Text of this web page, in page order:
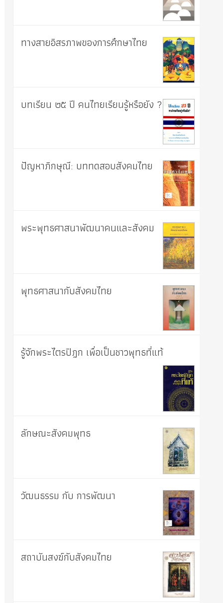
ทางสายอิสรภาพของการศึกษาไทย
บทเรียน ๒๕ ปี คนไทยเรียนรู้หรือยัง ?
ปัญหาภิกษุณี: บททดสอบสังคมไทย
พระพุทธศาสนาพัฒนาคนและสังคม
พุทธศาสนากับสังคมไทย
รู้จักพระไตรปิฎก เพื่อเป็นชาวพุทธที่แท้
ลักษณะสังคมพุทธ
วัฒนธรรม กับ การพัฒนา
สถาบันสงฆ์กับสังคมไทย